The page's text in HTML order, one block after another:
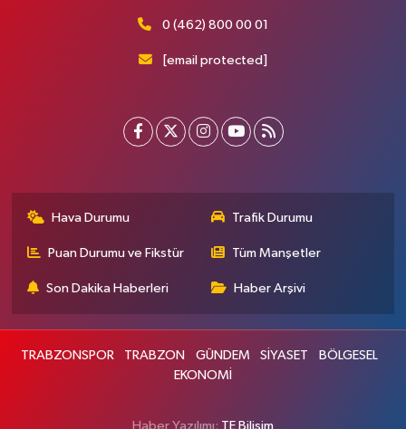
0 (462) 800 00 01
[email protected]
Hava Durumu Trafik Durumu
Puan Durumu ve Fikstür Tüm Manşetler
Son Dakika Haberleri Haber Arşivi
TRABZONSPOR TRABZON GÜNDEM SİYASET
BÖLGESEL
EKONOMİ
Haber Yazılımı: TE Bilişim